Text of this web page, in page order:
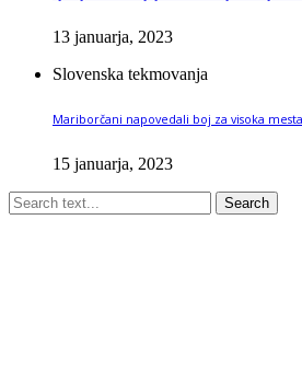
13 januarja, 2023
Slovenska tekmovanja
Mariborčani napovedali boj za visoka mesta
15 januarja, 2023
Search